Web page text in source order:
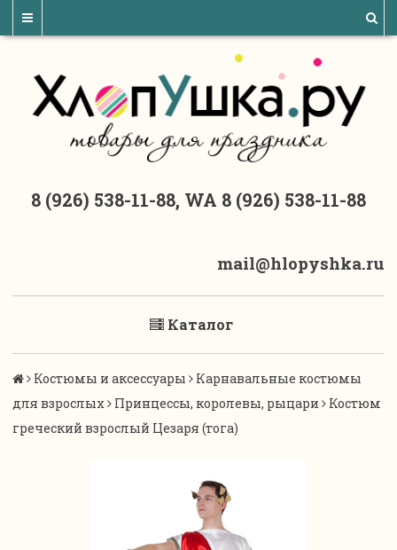
8 (926) 538-11-88, WA 8 (926) 538-11-88
mail@hlopyshka.ru
Каталог
Костюмы и аксессуары
Карнавальные костюмы
для взрослых
Принцессы, королевы, рыцари
Костюм
греческий взрослый Цезаря (тога)